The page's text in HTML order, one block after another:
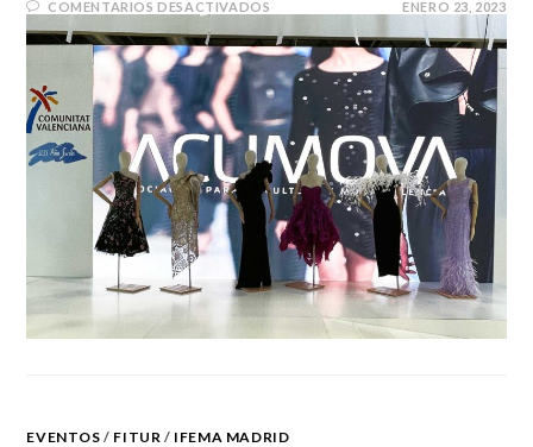
COMENTARIOS DESACTIVADOS ENERO 23, 2023
EVENTOS / FITUR / IFEMA MADRID